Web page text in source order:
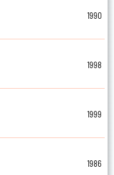
1990
1998
1999
1986